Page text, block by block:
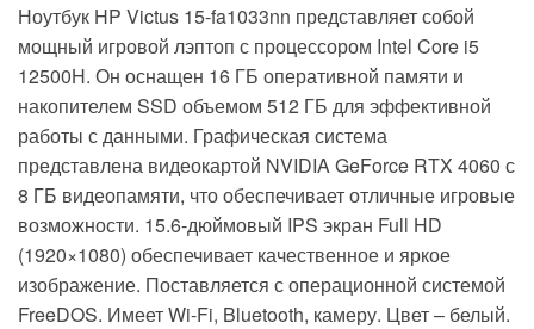
Ноутбук HP Victus 15-fa1033nn представляет собой
мощный игровой лэптоп с процессором Intel Core i5
12500H. Он оснащен 16 ГБ оперативной памяти и
накопителем SSD объемом 512 ГБ для эффективной
работы с данными. Графическая система
представлена видеокартой NVIDIA GeForce RTX 4060 с
8 ГБ видеопамяти, что обеспечивает отличные игровые
возможности. 15.6-дюймовый IPS экран Full HD
(1920×1080) обеспечивает качественное и яркое
изображение. Поставляется с операционной системой
FreeDOS. Имеет Wi-Fi, Bluetooth, камеру. Цвет – белый.